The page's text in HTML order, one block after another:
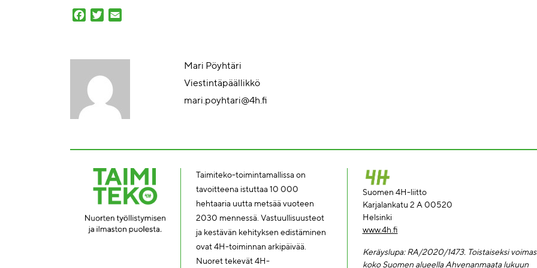
Facebook
Twitter
Mari Pöyhtäri
Viestintäpäällikkö
mari.poyhtari@4h.fi
Taimiteko-toimintamallissa on
tavoitteena istuttaa 10 000
hehtaaria uutta metsää vuoteen
2030 mennessä. Vastuullisuusteot
ja kestävän kehityksen edistäminen
ovat 4H-toiminnan arkipäivää.
Nuoret tekevät 4H-
Suomen 4H-liitto
Karjalankatu 2 A 00520
Helsinki
www.4h.fi
Keräyslupa: RA/2020/1473. Toistaiseksi
koko Suomen alueella Ahvenanmaata lukuun